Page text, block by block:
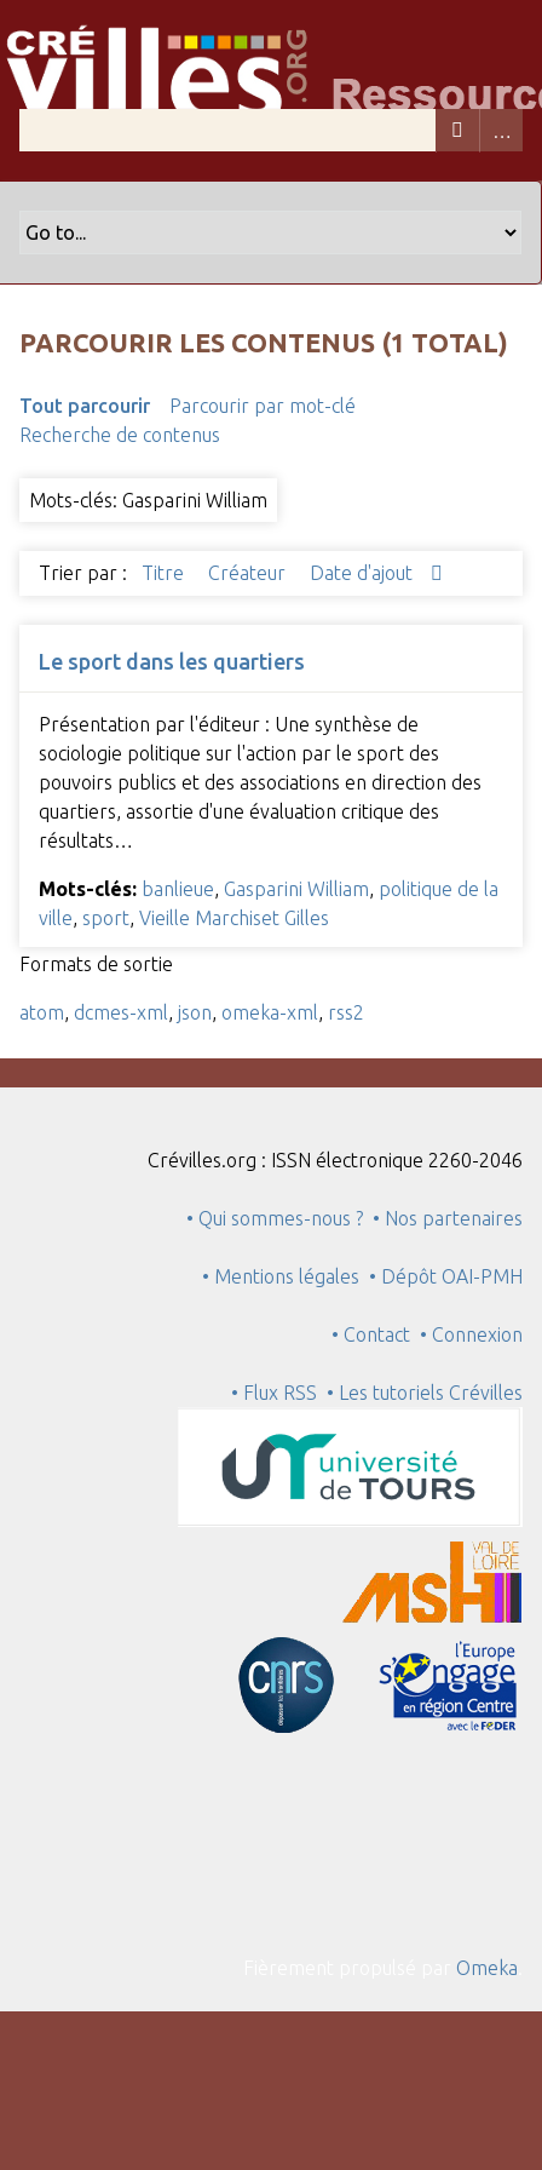
PARCOURIR LES CONTENUS (1 TOTAL)
Tout parcourir
Parcourir par mot-clé
Recherche de contenus
Mots-clés: Gasparini William
Trier par : Titre Créateur Date d'ajout
Le sport dans les quartiers
Présentation par l'éditeur : Une synthèse de
sociologie politique sur l'action par le sport des
pouvoirs publics et des associations en direction des
quartiers, assortie d'une évaluation critique des
résultats…
Mots-clés: banlieue Gasparini William politique de la
ville sport Vieille Marchiset Gilles
Formats de sortie
atom dcmes-xml json omeka-xml rss2
Crévilles.org : ISSN électronique 2260-2046
• Qui sommes-nous ? • Nos partenaires
• Mentions légales • Dépôt OAI-PMH
• Contact • Connexion
• Flux RSS • Les tutoriels Crévilles
Omeka